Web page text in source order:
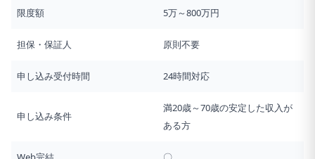
限度額 5万～800万円
担保・保証人 原則不要
申し込み受付時間 24時間対応
申し込み条件
満20歳～70歳の安定した収入が
ある方